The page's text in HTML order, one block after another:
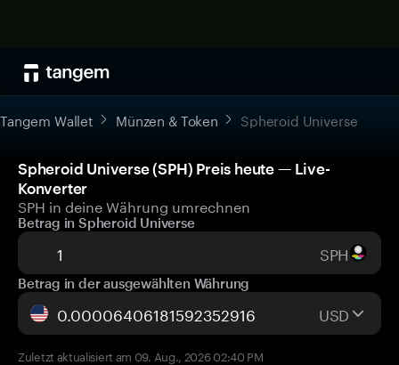
Tangem Wallet Münzen & Token Spheroid Universe
Spheroid Universe (SPH) Preis heute — Live-
Konverter
SPH in deine Währung umrechnen
Betrag in Spheroid Universe
SPH
Betrag in der ausgewählten Währung
USD
Zuletzt aktualisiert am 09. Aug., 2026 02:40 PM